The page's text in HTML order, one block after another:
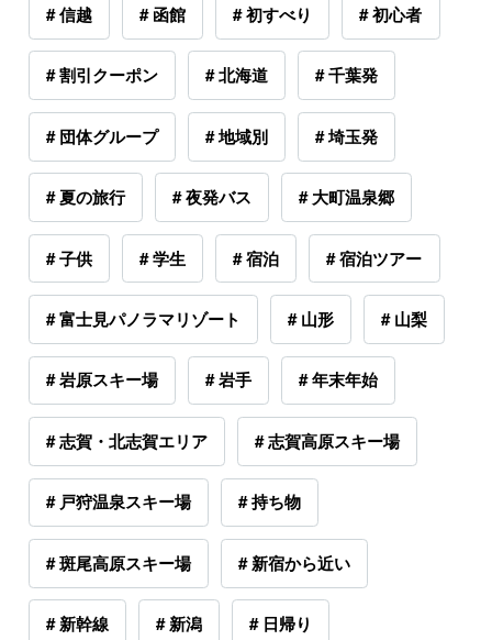
# 信越 # 函館 # 初すべり # 初心者
# 割引クーポン # 北海道 # 千葉発
# 団体グループ # 地域別 # 埼玉発
# 夏の旅行 # 夜発バス # 大町温泉郷
# 子供 # 学生 # 宿泊 # 宿泊ツアー
# 富士見パノラマリゾート # 山形 # 山梨
# 岩原スキー場 # 岩手 # 年末年始
# 志賀・北志賀エリア # 志賀高原スキー場
# 戸狩温泉スキー場 # 持ち物
# 斑尾高原スキー場 # 新宿から近い
# 新幹線 # 新潟 # 日帰り